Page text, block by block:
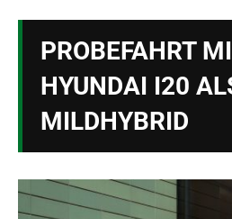
PROBEFAHRT
HYUNDAI I20
MILDHYBRID